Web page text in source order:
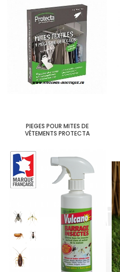
PIEGES POUR MITES DE
VÊTEMENTS PROTECTA